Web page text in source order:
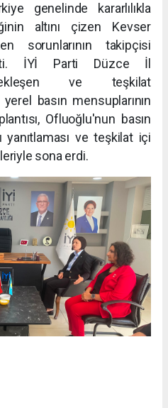
genelinde kararlılıkla
altını çizen Kevser
sorunlarının takipçisi
İYİ Parti Düzce İl
ve teşkilat
yerel basın mensuplarının
Ofluoğlu'nun basın
yanıtlaması ve teşkilat içi
sona erdi.